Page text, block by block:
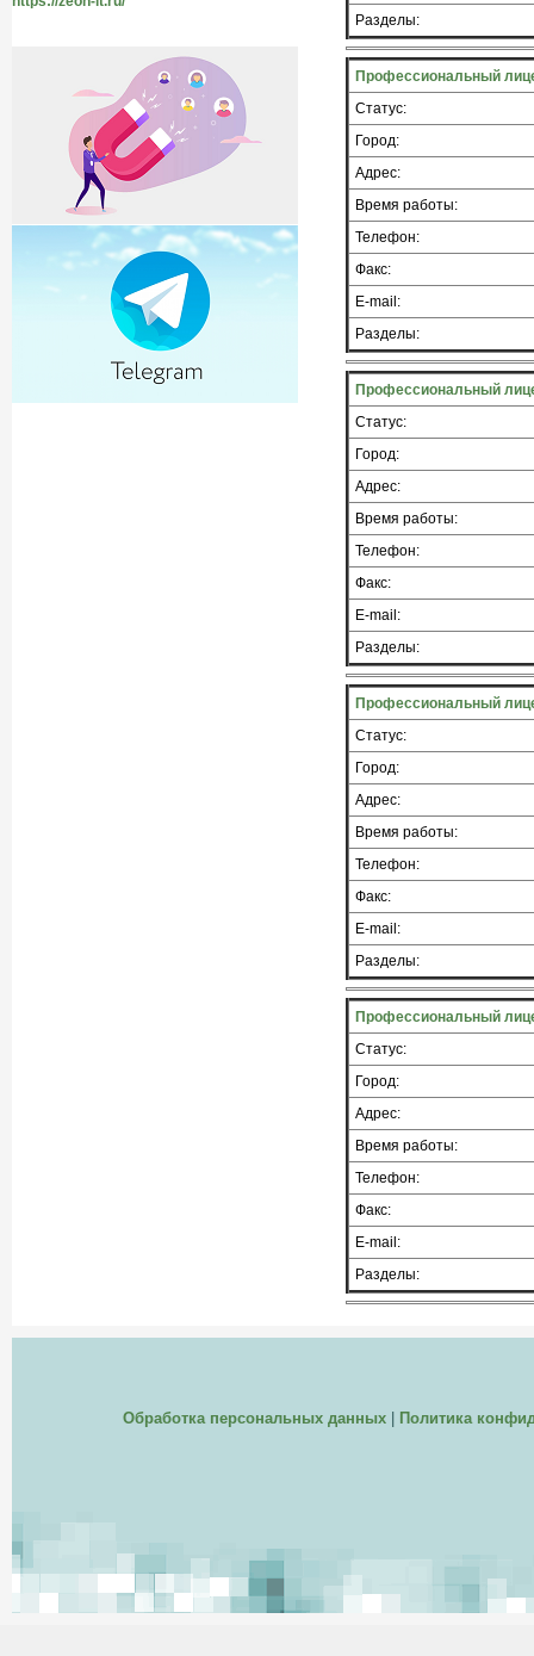
Разделы:
Профессиональный
Статус:
Город:
Адрес:
Время работы:
Телефон:
Факс:
E-mail:
Разделы:
Профессиональный
Статус:
Город:
Адрес:
Время работы:
Телефон:
Факс:
E-mail:
Разделы:
Профессиональный
Статус:
Город:
Адрес:
Время работы:
Телефон:
Факс:
E-mail:
Разделы:
Профессиональный
Статус:
Город:
Адрес:
Время работы:
Телефон:
Факс:
E-mail:
Разделы:
Обработка персональных данных| Политика